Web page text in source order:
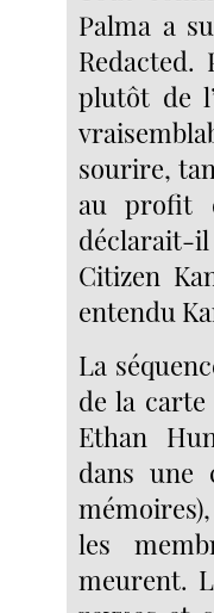
Palma a
plutôt de
sourire,
au profit
déclarait-il
Citizen
entendu
La
de la carte
Ethan
dans une
les
meurent.